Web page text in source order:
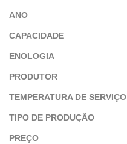
ANO
CAPACIDADE
ENOLOGIA
PRODUTOR
TEMPERATURA DE SERVIÇO
TIPO DE PRODUÇÃO
PREÇO